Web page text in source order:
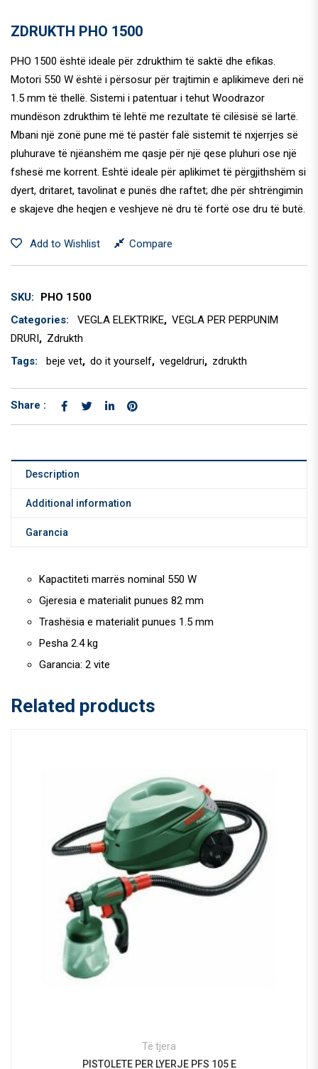
ZDRUKTH PHO 1500
PHO 1500 është ideale për zdrukthim të saktë dhe efikas.
Motori 550 W është i përsosur për trajtimin e aplikimeve deri në
1.5 mm të thellë. Sistemi i patentuar i tehut Woodrazor
mundëson zdrukthim të lehtë me rezultate të cilësisë së lartë.
Mbani një zonë pune më të pastër falë sistemit të nxjerrjes së
pluhurave të njëanshëm me qasje për një qese pluhuri ose një
fshesë me korrent. Eshtë ideale për aplikimet të përgjithshëm si
dyert, dritaret, tavolinat e punës dhe raftet; dhe për shtrëngimin
e skajeve dhe heqjen e veshjeve në dru të fortë ose dru të butë.
Add to Wishlist Compare
SKU:
PHO 1500
Categories:
VEGLA ELEKTRIKE, VEGLA PER PERPUNIM
DRURI, Zdrukth
Tags:
beje vet, do it yourself, vegeldruri, zdrukth
Share :
Description
Additional information
Garancia
Kapactiteti marrës nominal 550 W
Gjeresia e materialit punues 82 mm
Trashësia e materialit punues 1.5 mm
Pesha 2.4 kg
Garancia: 2 vite
Related products
Të tjera
PISTOLETE PER LYERJE PFS 105 E